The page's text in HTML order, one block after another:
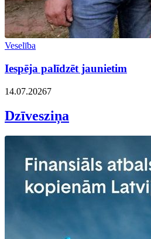
Veselība
Iespēja palīdzēt jaunietim
14.07.20267
Dzīvesziņa